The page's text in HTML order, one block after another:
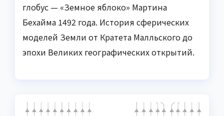
глобус — «Земное яблоко» Мартина
Бехайма 1492 года. История сферических
моделей Земли от Кратета Малльского до
эпохи Великих географических открытий.